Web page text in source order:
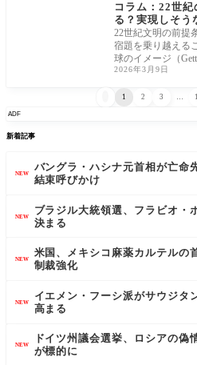
コラム：22世紀
る？実現しそう
22世紀文明の前提
宿題を乗り越える
球のイメージ（
3月時点） 2
2026年3月9日
1 2 3 …
新着記事
NEW
バングラ・ハシナ元首相が亡命
結束呼びかけ
NEW
ブラジル大統領選、フラビオ・
決まる
NEW
米国、メキシコ麻薬カルテルの
制裁強化
NEW
イエメン・フーシ派がサウジタ
高まる
NEW
ドイツ州議会選挙、ロシアの偽
が標的に